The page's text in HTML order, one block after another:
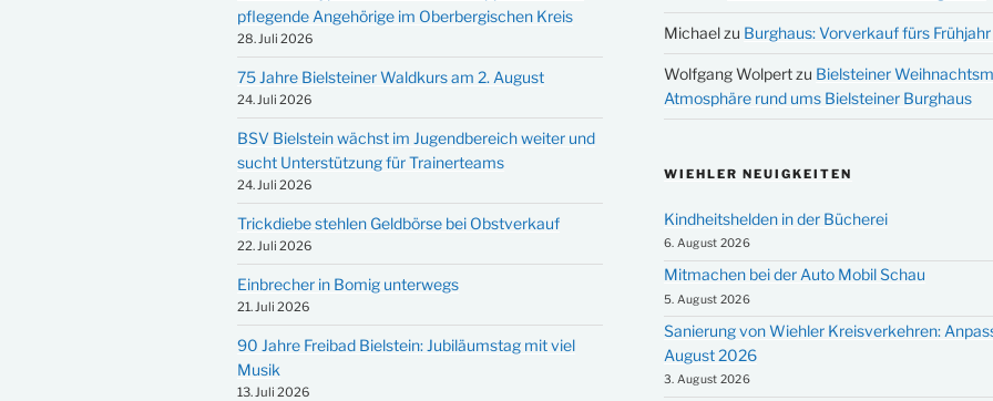
pflegende Angehörige im Oberbergischen Kreis
28. Juli 2026
75 Jahre Bielsteiner Waldkurs am 2. August
24. Juli 2026
BSV Bielstein wächst im Jugendbereich weiter und
sucht Unterstützung für Trainerteams
24. Juli 2026
Trickdiebe stehlen Geldbörse bei Obstverkauf
22. Juli 2026
Einbrecher in Bomig unterwegs
21. Juli 2026
90 Jahre Freibad Bielstein: Jubiläumstag mit viel
Musik
13. Juli 2026
Michaelzu Burghaus: Vorverkauf fürs
Wolfgang Wolpertzu Bielsteiner
Atmosphäre rund ums Bielsteiner Burghaus
WIEHLER NEUIGKEITEN
Kindheitshelden in der Bücherei
6. August 2026
Mitmachen bei der Auto Mobil Schau
5. August 2026
Sanierung von Wiehler Kreisverkehren:
August 2026
3. August 2026